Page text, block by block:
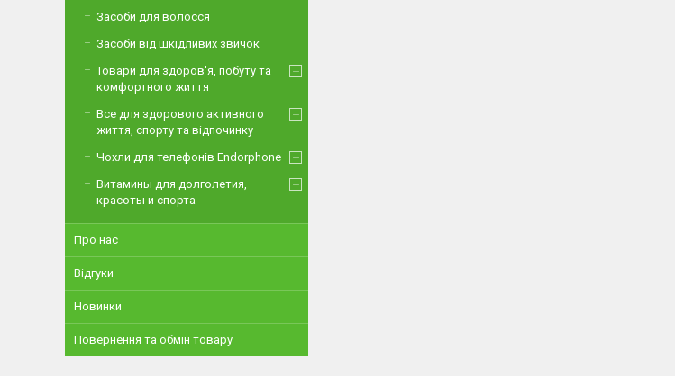
Засоби для волосся
Засоби від шкідливих звичок
Товари для здоров'я, побуту та
комфортного життя
Все для здорового активного
життя, спорту та відпочинку
Чохли для телефонів Endorphone
Витамины для долголетия,
красоты и спорта
Про нас
Відгуки
Новинки
Повернення та обмін товару